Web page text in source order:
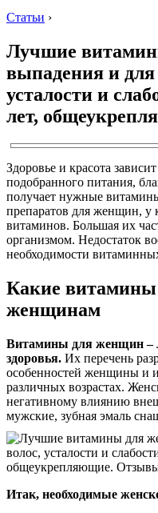
Статьи ›
Лучшие
выпадения и для
усталости и
лет,
Здоровье и красота
подобранного питания,
получает нужные
препаратов для женщин, у
витаминов. Большая их
организмом. Недостаток
необходимости
Какие витамины
женщинам
Витамины для женщин –
здоровья. Их перечень
особенностей женщины и
различных возрастах.
негативному влиянию
мужские, зубная эмаль
Итак, необходимые